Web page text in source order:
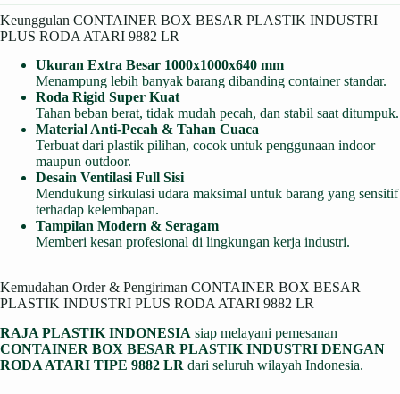
Keunggulan CONTAINER BOX BESAR PLASTIK INDUSTRI
PLUS RODA ATARI 9882 LR
Ukuran Extra Besar 1000x1000x640 mm
Menampung lebih banyak barang dibanding container standar.
Roda Rigid Super Kuat
Tahan beban berat, tidak mudah pecah, dan stabil saat ditumpuk.
Material Anti-Pecah & Tahan Cuaca
Terbuat dari plastik pilihan, cocok untuk penggunaan indoor
maupun outdoor.
Desain Ventilasi Full Sisi
Mendukung sirkulasi udara maksimal untuk barang yang sensitif
terhadap kelembapan.
Tampilan Modern & Seragam
Memberi kesan profesional di lingkungan kerja industri.
Kemudahan Order & Pengiriman CONTAINER BOX BESAR
PLASTIK INDUSTRI PLUS RODA ATARI 9882 LR
RAJA PLASTIK INDONESIA siap melayani pemesanan
CONTAINER BOX BESAR PLASTIK INDUSTRI DENGAN
RODA ATARI TIPE 9882 LR dari seluruh wilayah Indonesia.